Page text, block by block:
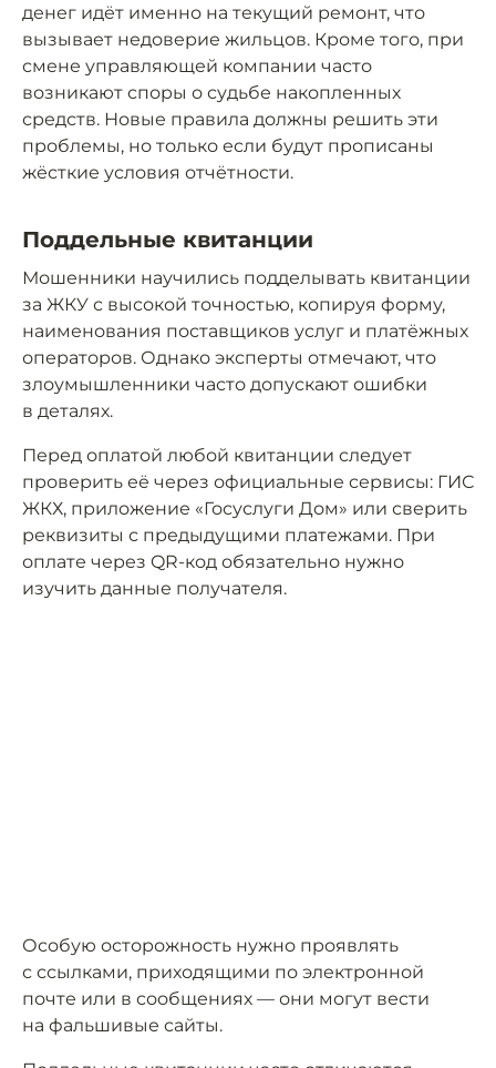
денег идёт именно на текущий ремонт, что
вызывает недоверие жильцов. Кроме того, при
смене управляющей компании часто
возникают споры о судьбе накопленных
средств. Новые правила должны решить эти
проблемы, но только если будут прописаны
жёсткие условия отчётности.
Поддельные квитанции
Мошенники научились подделывать квитанции
за ЖКУ с высокой точностью, копируя форму,
наименования поставщиков услуг и платёжных
операторов. Однако эксперты отмечают, что
злоумышленники часто допускают ошибки
в деталях.
Перед оплатой любой квитанции следует
проверить её через официальные сервисы: ГИС
ЖКХ, приложение «Госуслуги Дом» или сверить
реквизиты с предыдущими платежами. При
оплате через QR-код обязательно нужно
изучить данные получателя.
Особую осторожность нужно проявлять
с ссылками, приходящими по электронной
почте или в сообщениях — они могут вести
на фальшивые сайты.